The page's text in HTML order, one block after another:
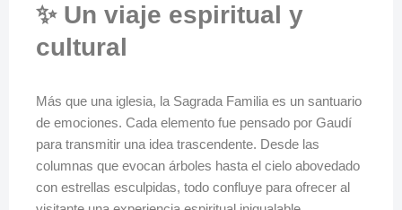
✨ Un viaje espiritual y
cultural
Más que una iglesia, la Sagrada Familia es un santuario
de emociones. Cada elemento fue pensado por Gaudí
para transmitir una idea trascendente. Desde las
columnas que evocan árboles hasta el cielo abovedado
con estrellas esculpidas, todo confluye para ofrecer al